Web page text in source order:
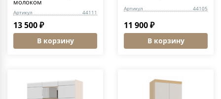
молоком
Артикул 44111
13 500 ₽
В корзину
Артикул 44105
11 900 ₽
В корзину